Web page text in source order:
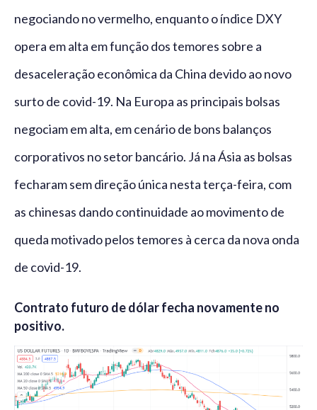
negociando no vermelho, enquanto o índice DXY
opera em alta em função dos temores sobre a
desaceleração econômica da China devido ao novo
surto de covid-19. Na Europa as principais bolsas
negociam em alta, em cenário de bons balanços
corporativos no setor bancário. Já na Ásia as bolsas
fecharam sem direção única nesta terça-feira, com
as chinesas dando continuidade ao movimento de
queda motivado pelos temores à cerca da nova onda
de covid-19.
Contrato futuro de dólar fecha novamente no
positivo.